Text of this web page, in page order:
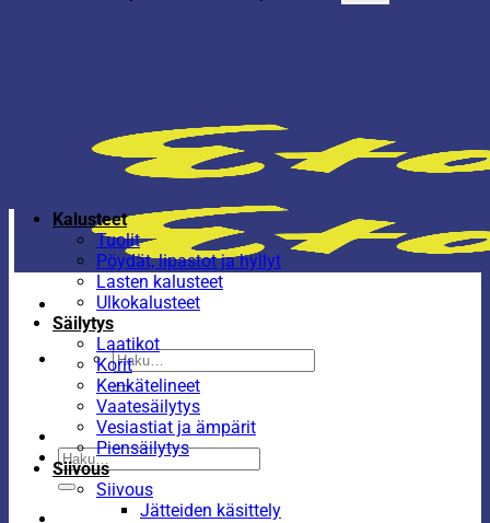
Etsi:
Etsi:
Kalusteet
Tuolit
Pöydät, lipastot ja hyllyt
Lasten kalusteet
Ulkokalusteet
Säilytys
Laatikot
Korit
Kenkätelineet
Vaatesäilytys
Vesiastiat ja ämpärit
Piensäilytys
Siivous
Siivous
Jätteiden käsittely